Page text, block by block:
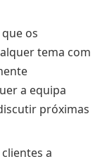
os
tema com
a equipa
próximas
a